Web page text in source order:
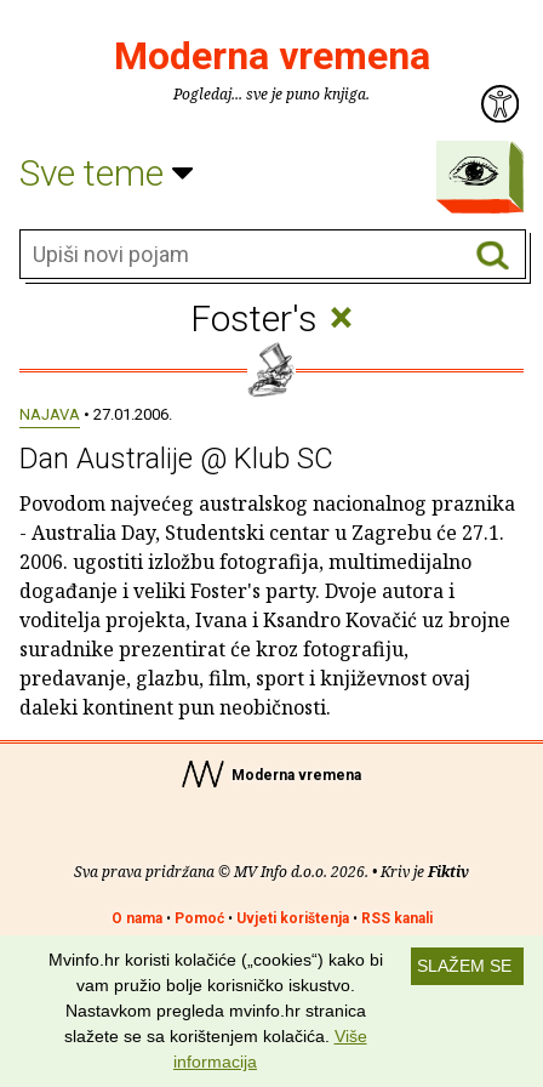
Moderna vremena
Pogledaj... sve je puno knjiga.
Sve teme
Foster's ×
NAJAVA • 27.01.2006.
Dan Australije @ Klub SC
Povodom najvećeg australskog nacionalnog praznika
- Australia Day, Studentski centar u Zagrebu će 27.1.
2006. ugostiti izložbu fotografija, multimedijalno
događanje i veliki Foster's party. Dvoje autora i
voditelja projekta, Ivana i Ksandro Kovačić uz brojne
suradnike prezentirat će kroz fotografiju,
predavanje, glazbu, film, sport i književnost ovaj
daleki kontinent pun neobičnosti.
Moderna vremena
Sva prava pridržana © MV Info d.o.o. 2026. • Kriv jeFiktiv
O nama• Pomoć• Uvjeti korištenja• RSS kanali
Potraži nas na: SLAŽEM SE
Mvinfo.hr koristi kolačiće („cookies“) kako bi
vam pružio bolje korisničko iskustvo.
Nastavkom pregleda mvinfo.hr stranica
slažete se sa korištenjem kolačića. Više
informacija